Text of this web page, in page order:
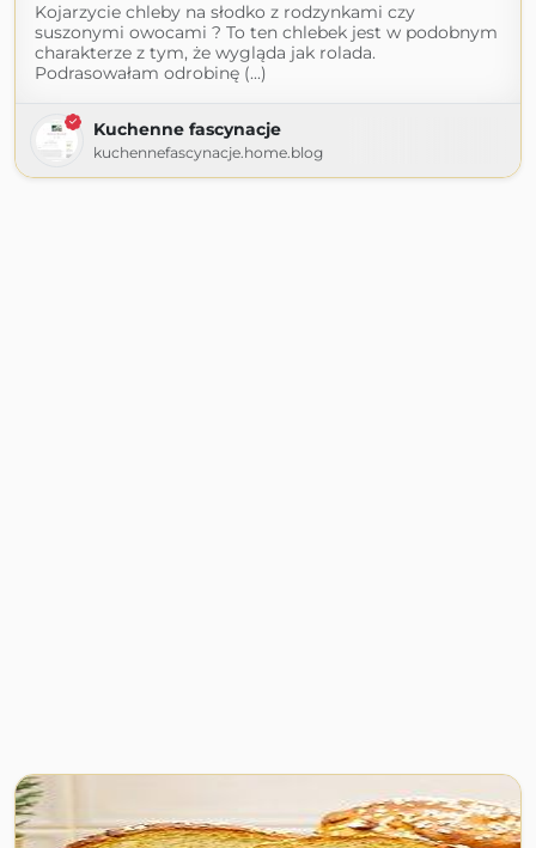
Kojarzycie chleby na słodko z rodzynkami czy
suszonymi owocami ? To ten chlebek jest w podobnym
charakterze z tym, że wygląda jak rolada.
Podrasowałam odrobinę (...)
Kuchenne fascynacje
kuchennefascynacje.home.blog